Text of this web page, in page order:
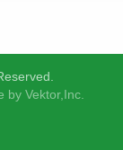
byVektor,Inc.